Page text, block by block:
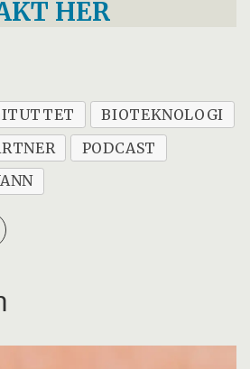
HER
BIOTEKNOLOGI
PODCAST